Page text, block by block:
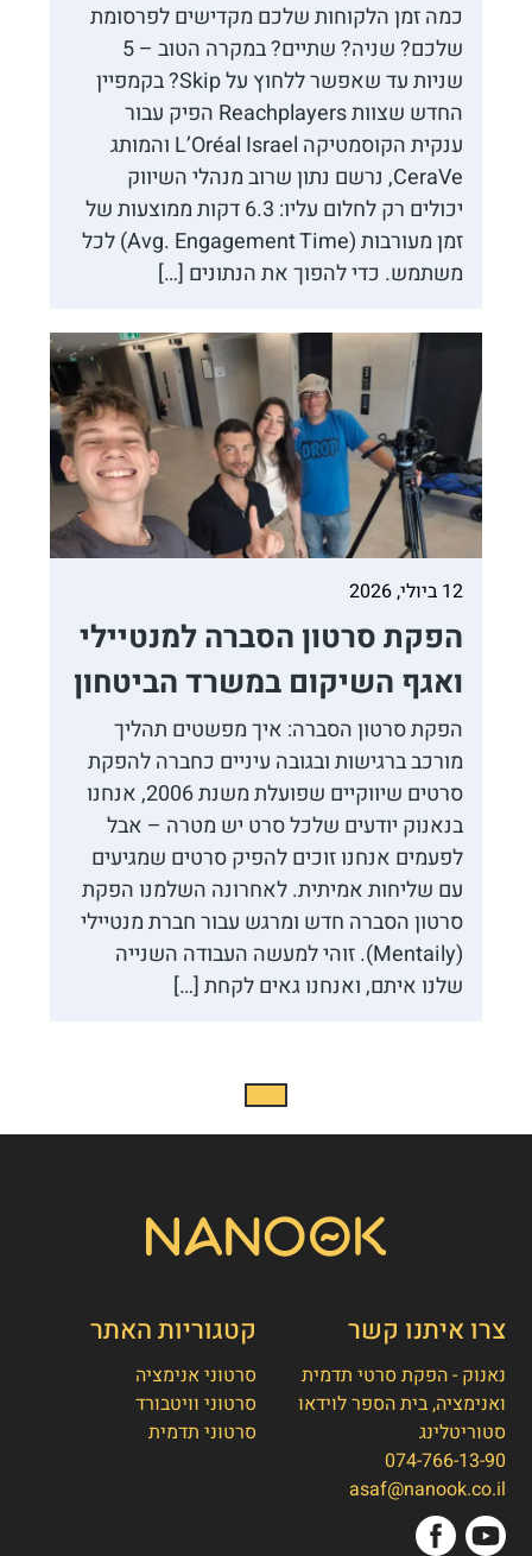
כמה זמן הלקוחות שלכם מקדישים לפרסומת
שלכם? שניה? שתיים? במקרה הטוב – 5
שניות עד שאפשר ללחוץ על Skip? בקמפיין
החדש שצוות Reachplayers הפיק עבור
ענקית הקוסמטיקה L’Oréal Israel והמותג
CeraVe, נרשם נתון שרוב מנהלי השיווק
יכולים רק לחלום עליו: 6.3 דקות ממוצעות של
זמן מעורבות (Avg. Engagement Time) לכל
משתמש. כדי להפוך את הנתונים […]
12 ביולי, 2026
הפקת סרטון הסברה למנטיילי
ואגף השיקום במשרד הביטחון
הפקת סרטון הסברה: איך מפשטים תהליך
מורכב ברגישות ובגובה עיניים כחברה להפקת
סרטים שיווקיים שפועלת משנת 2006, אנחנו
בנאנוק יודעים שלכל סרט יש מטרה – אבל
לפעמים אנחנו זוכים להפיק סרטים שמגיעים
עם שליחות אמיתית. לאחרונה השלמנו הפקת
סרטון הסברה חדש ומרגש עבור חברת מנטיילי
(Mentaily). זוהי למעשה העבודה השנייה
שלנו איתם, ואנחנו גאים לקחת […]
צרו איתנו קשר
נאנוק - הפקת סרטי תדמית
ואנימציה, בית הספר לוידאו
סטוריטלינג
074-766-13-90
asaf@nanook.co.il
קטגוריות האתר
סרטוני אנימציה
סרטוני וויטבורד
סרטוני תדמית